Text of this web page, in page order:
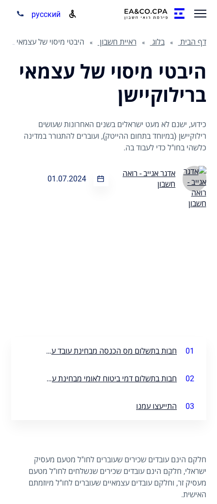
русский
דף הבית בלוג ראיית חשבון היבטי מיסוי של עצמאי ברילוקיישן
היבטי מיסוי של עצמאי
ברילוקיישן
כידוע, ישנם לא מעט ישראלים בשנים האחרונות שעושים
רילוקיישן (במיוחד בתחום ההייטק), ועוברים להתגורר במדינה
כלשהי בחו"ל כדי לעבוד בה.
אדגר אגייב - רואה
חשבון
01.07.2024
01 חבות בתשלום מס הכנסה מבחינת עובד עצמאי ברילוקיישן
02 חבות בתשלום דמי ביטוח לאומי מבחינת עובד עצמאי ברילוקיישן
03 התייעצו עמנו
חלקם הינם עובדים שכירים שעוברים לחו"ל מטעם מעסיק
ישראלי, חלקם הינם עובדים שכירים שנשלחים לחו"ל מטעם
מעסיק זר, וחלקם עובדים עצמאיים שעוברים לחו"ל מיוזמתם
האישית.